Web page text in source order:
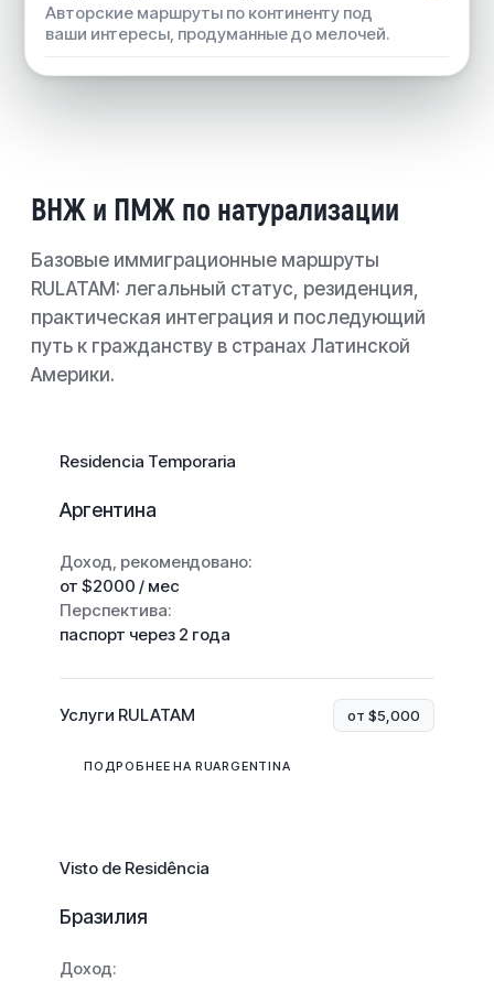
Авторские маршруты по континенту под
ваши интересы, продуманные до мелочей.
ВНЖ и ПМЖ по натурализации
Базовые иммиграционные маршруты
RULATAM: легальный статус, резиденция,
практическая интеграция и последующий
путь к гражданству в странах Латинской
Америки.
Residencia Temporaria
Аргентина
Доход, рекомендовано:
от $2000 / мес
Перспектива:
паспорт через 2 года
Услуги RULATAM от $5,000
ПОДРОБНЕЕ НА RUARGENTINA
Visto de Residência
Бразилия
Доход: